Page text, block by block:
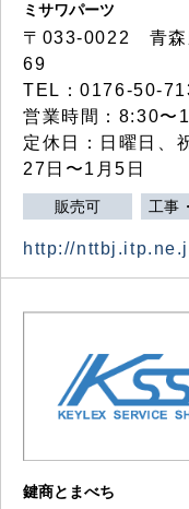
ミサワパーツ
〒033-0022 青森
69
TEL：0176-50-
営業時間：8:30〜
定休日：日曜日、
27日〜1月5日
販売可 工事
http://
鍵商とまべち